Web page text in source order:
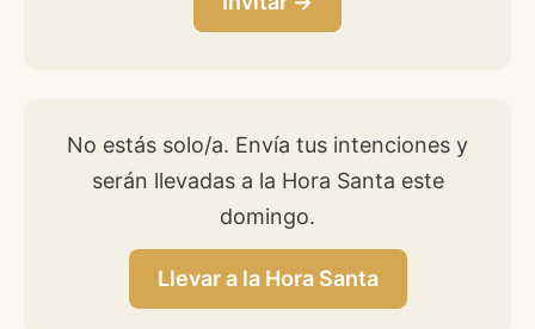
No estás solo/a. Envía tus intenciones y
serán llevadas a la Hora Santa este
domingo.
Llevar a la Hora Santa